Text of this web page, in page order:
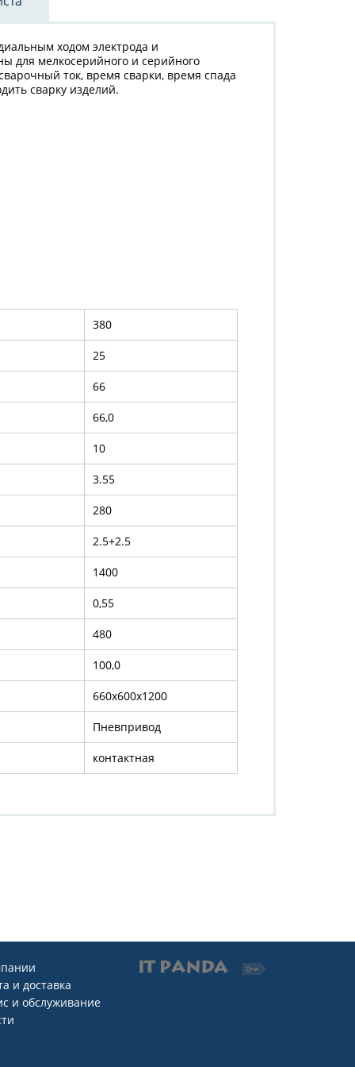
ходом электрода и
для мелкосерийного и серийного
ток, время сварки, время спада
сварку изделий.
380
25
66
66,0
10
3.55
280
2.5+2.5
1400
0,55
480
100,0
660х600х1200
Пневпривод
контактная
и доставка
и обслуживание